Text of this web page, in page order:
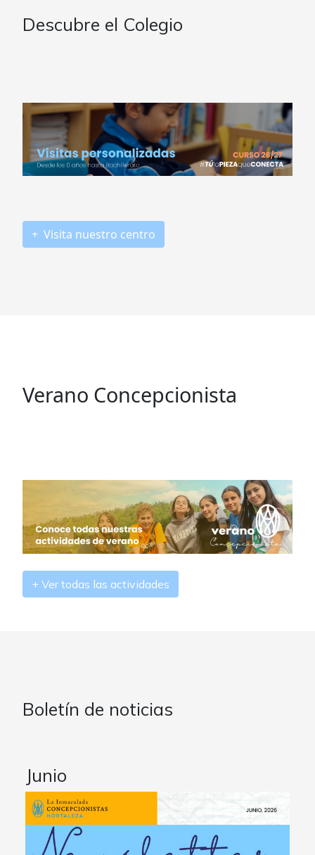
Descubre el Colegio
+ Visita nuestro centro
Verano Concepcionista
+ Ver todas las actividades
Boletín de noticias
Junio